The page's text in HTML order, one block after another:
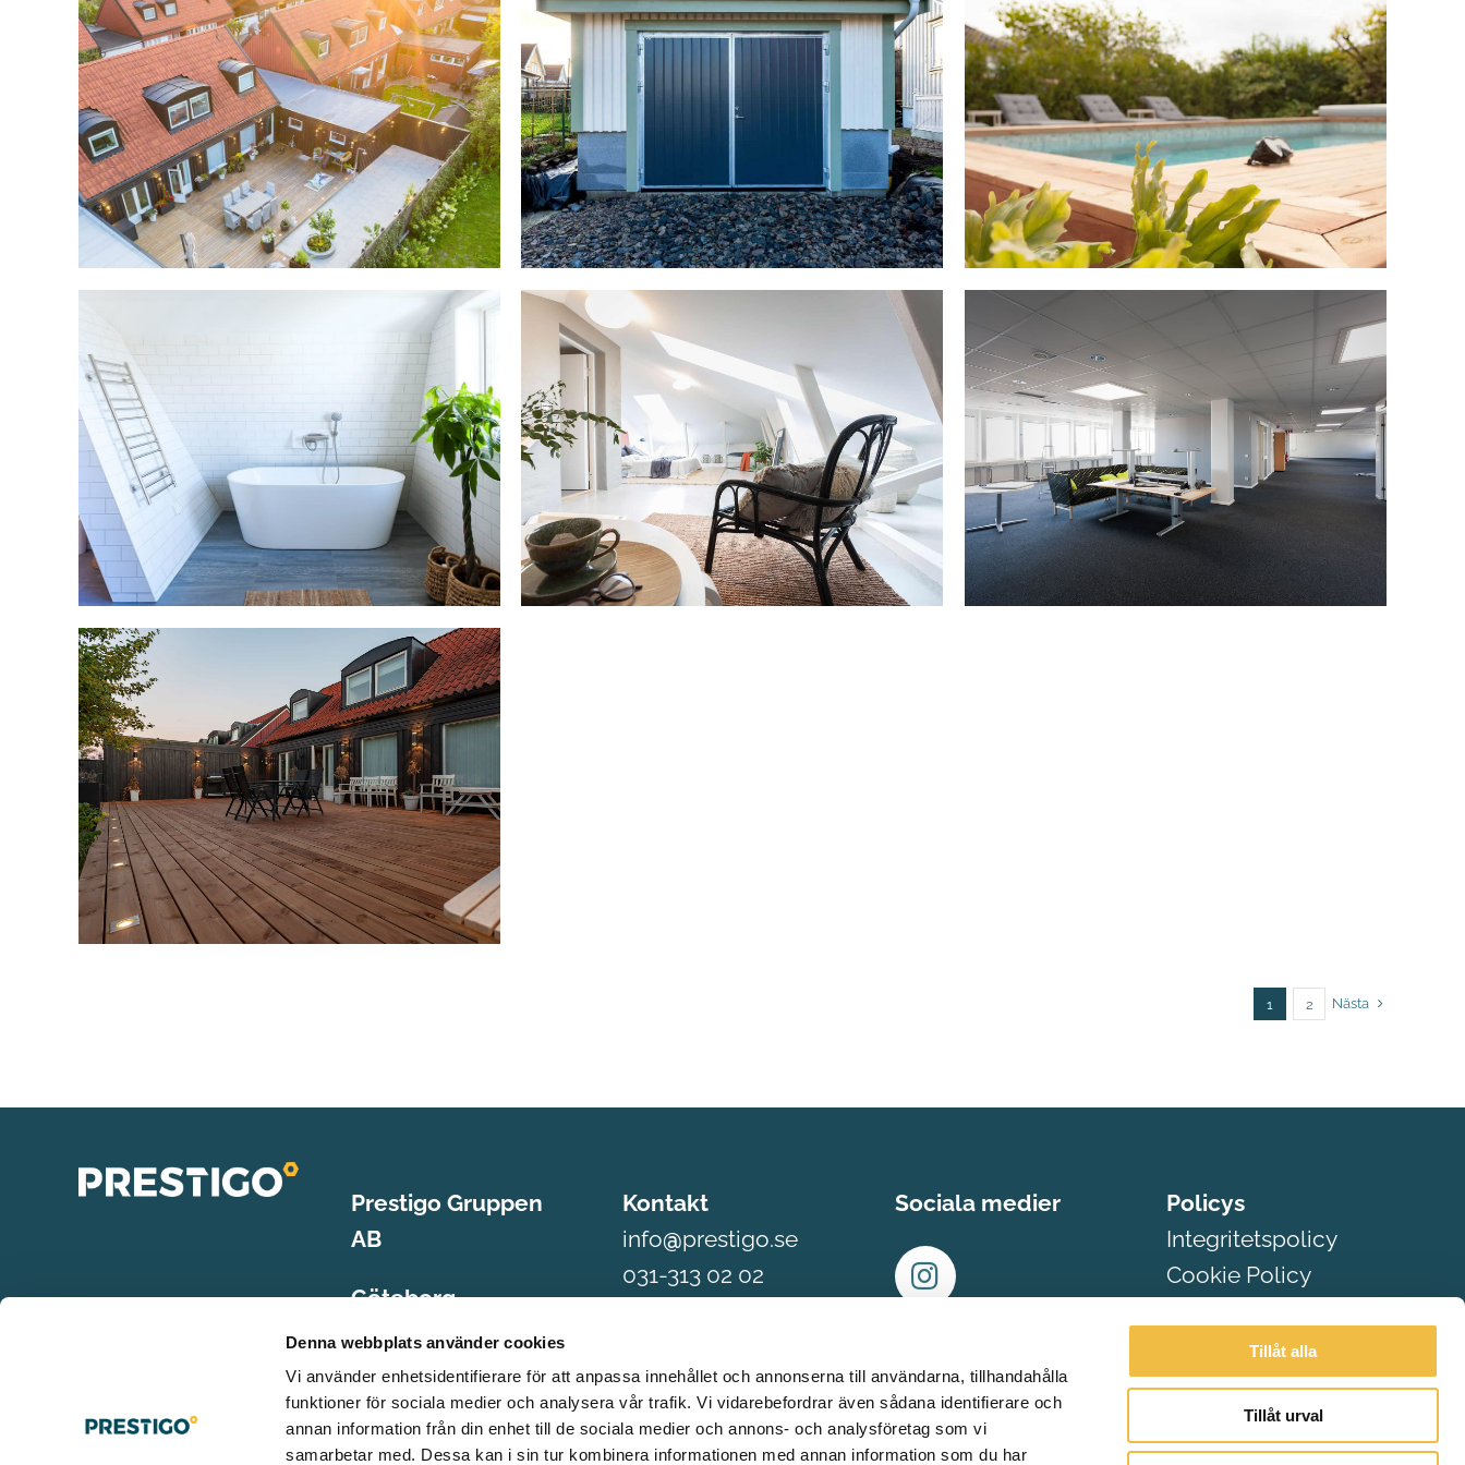
Denna webbplats använder cookies
Vi använder enhetsidentifierare för att anpassa innehållet och annonserna till användarna, tillhandahålla
funktioner för sociala medier och analysera vår trafik. Vi vidarebefordrar även sådana identifierare och
annan information från din enhet till de sociala medier och annons- och analysföretag som vi
samarbetar med. Dessa kan i sin tur kombinera informationen med annan information som du har
Tillåt alla
Tillåt urval
Douglasgatan Patrullgatan
Ahrensbergsgatan Fjärde Långgatan
1 2 Nästa
Prestigo Gruppen
AB
Göteborg
Aröds industriväg 9
422 43 Hisings Backa
Stockholm
Kontakt
info@prestigo.se
031-313 02 02
Mån-Fre: 07.00 –
16.00
Sociala medier
Policys
Integritetspolicy
Cookie Policy